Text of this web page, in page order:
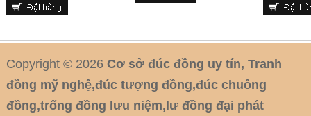
Copyright © 2026 Cơ sở đúc đồng uy tín, Tranh
đồng mỹ nghệ,đúc tượng đồng,đúc chuông
đồng,trống đồng lưu niệm,lư đồng đại phát